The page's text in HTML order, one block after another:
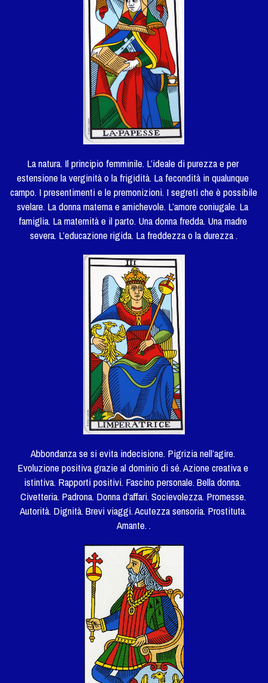
La natura. Il principio femminile. L’ideale di purezza e per
estensione la verginità o la frigidità. La fecondità in qualunque
campo. I presentimenti e le premonizioni. I segreti che è possibile
svelare. La donna materna e amichevole. L’amore coniugale. La
famiglia. La maternità e il parto. Una donna fredda. Una madre
severa. L’educazione rigida. La freddezza o la durezza .
Abbondanza se si evita indecisione. Pigrizia nell’agire.
Evoluzione positiva grazie al dominio di sé. Azione creativa e
istintiva. Rapporti positivi. Fascino personale. Bella donna.
Civetteria. Padrona. Donna d’affari. Socievolezza. Promesse.
Autorità. Dignità. Brevi viaggi. Acutezza sensoria. Prostituta.
Amante. .